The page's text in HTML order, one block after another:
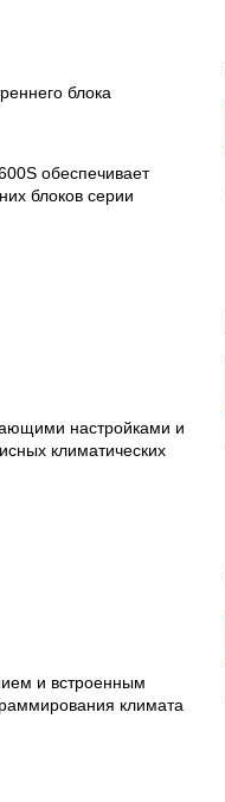
блока
обеспечивает
блоков серии
настройками и
климатических
и встроенным
климата